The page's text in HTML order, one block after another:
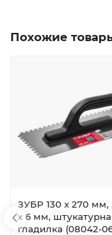
Похожие
ЗУБР 130 х 270 мм,
х 6 мм,
гладилка (08042-